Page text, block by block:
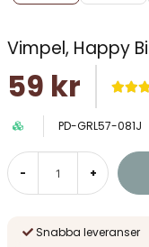
Vimpel, Happy
59 kr
PD-GRL57-081J
- +
Snabba leveranser